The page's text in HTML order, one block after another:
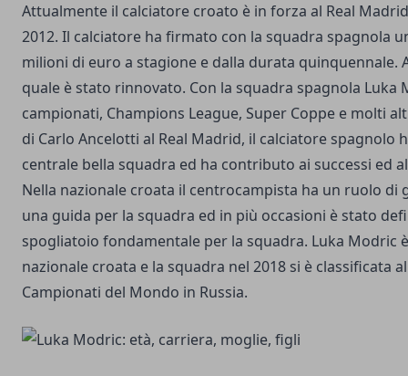
Attualmente il calciatore croato è in forza al Real
2012. Il calciatore ha firmato con la squadra spagnola
milioni di euro a stagione e dalla durata quinquennale.
quale è stato rinnovato. Con la squadra spagnola
campionati, Champions League, Super Coppe e molti
di Carlo Ancelotti al Real Madrid, il calciatore spagnolo
centrale bella squadra ed ha contributo ai successi ed
Nella nazionale croata il centrocampista ha un ruolo di
una guida per la squadra ed in più occasioni è stato
spogliatoio fondamentale per la squadra. Luka Modric
nazionale croata e la squadra nel 2018 si è classificata
Campionati del Mondo in Russia.